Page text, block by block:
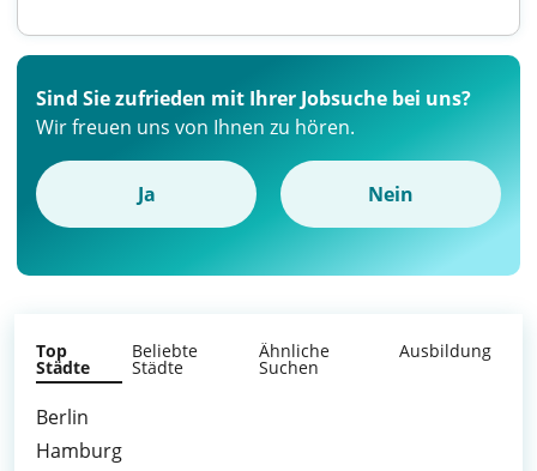
Sind Sie zufrieden mit Ihrer Jobsuche bei uns?
Wir freuen uns von Ihnen zu hören.
Ja Nein
Top
Städte
Beliebte
Städte
Ähnliche
Suchen
Ausbildung
Berlin
Hamburg